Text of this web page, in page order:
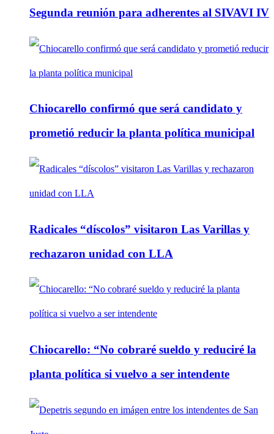
Segunda reunión para adherentes al SIVAVI IV
Chiocarello confirmó que será candidato y
prometió reducir la planta política municipal
Radicales “díscolos” visitaron Las Varillas y
rechazaron unidad con LLA
Chiocarello: “No cobraré sueldo y reduciré la
planta política si vuelvo a ser intendente